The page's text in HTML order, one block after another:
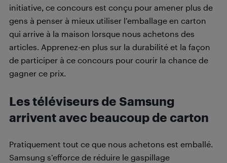
initiative, ce concours est conçu pour amener plus de
gens à penser à mieux utiliser l’emballage en carton
qui arrive à la maison lorsque nous achetons des
articles. Apprenez-en plus sur la durabilité et la façon
de participer à ce concours pour courir la chance de
gagner ce prix.
Les téléviseurs de Samsung
arrivent avec beaucoup de carton
Pratiquement tout ce que nous achetons est emballé.
Samsung s’efforce de réduire le gaspillage